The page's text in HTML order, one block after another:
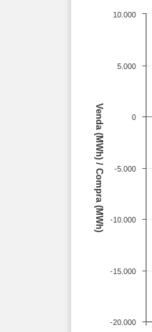
Venda (MWh) / Compra (MWh)
-20.000
-15.000
-10.000
-5.000
0
5.000
10.000